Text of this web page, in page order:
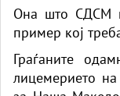
Она што СДСМ
пример кој
Граѓаните
лицемерието